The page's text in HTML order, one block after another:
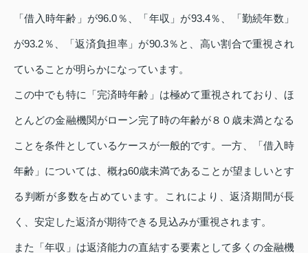
「借入時年齢」が96.0％、「年収」が93.4％、「勤続年数」
が93.2％、「返済負担率」が90.3％と、高い割合で重視され
ていることが明らかになっています。
この中でも特に「完済時年齢」は極めて重視されており、ほ
とんどの金融機関がローン完了時の年齢が８０歳未満となる
ことを条件としているケースが一般的です。一方、「借入時
年齢」については、概ね60歳未満であることが望ましいとす
る判断が多数を占めています。これにより、返済期間が長
く、安定した返済が期待できる見込みが重視されます。
また「年収」は返済能力の直結する要素として多くの金融機